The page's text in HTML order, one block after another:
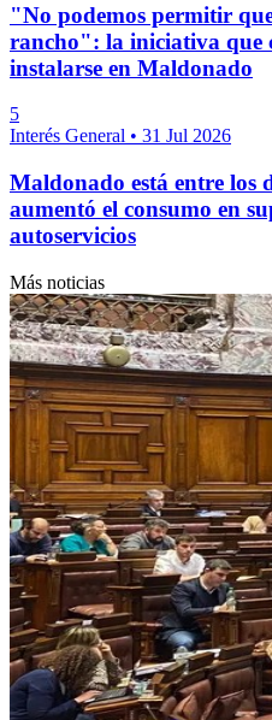
"No podemos permitir
rancho": la iniciativa que
instalarse en Maldonado
5
Interés General • 31 Jul 2026
Maldonado está entre los
aumentó el consumo en
autoservicios
Más noticias